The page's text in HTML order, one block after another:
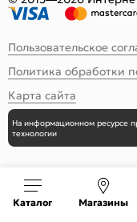
Пользовательское
Политика обработки
Карта сайта
Каталог Магазины
На информационном ресурсе
технологии